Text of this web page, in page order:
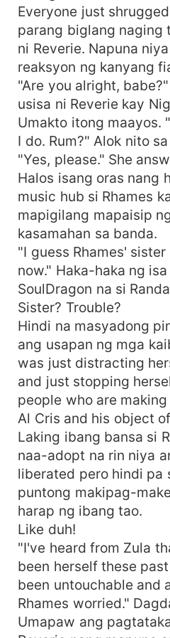
Everyone just
parang biglang naging
ni Reverie. Napuna
reaksyon ng kanyang
"Are you alright,
usisa ni Reverie kay
Umakto itong maayos.
I do. Rum?" Alok nito
"Yes, please." She
Halos isang oras nang
music hub si Rhames
mapigilang mapaisip
kasamahan sa banda.
"I guess Rhames'
now." Haka-haka ng
SoulDragon na si
Sister? Trouble?
Hindi na masyadong
ang usapan ng mga
was just distracting
and just stopping
people who are
Al Cris and his object
Laking ibang bansa si
naa-adopt na rin niya
liberated pero hindi pa
puntong makipag-
harap ng ibang tao.
Like duh!
"I've heard from Zula
been herself these
been untouchable and
Rhames worried."
Umapaw ang